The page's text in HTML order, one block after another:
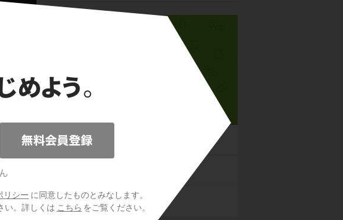
リシー に同意したものとみなします。
い。詳しくは こちら をご覧ください。
植物の世界
光・音・力